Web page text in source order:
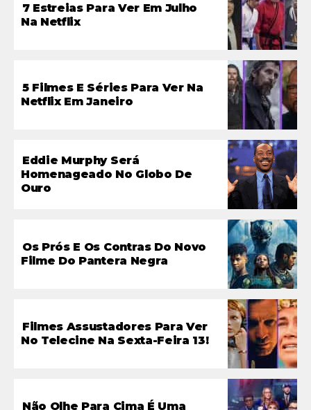
7 Estreias Para Ver Em Julho
Na Netflix
5 Filmes E Séries Para Ver Na
Netflix Em Janeiro
Eddie Murphy Será
Homenageado No Globo De
Ouro
Os Prós E Os Contras Do Novo
Filme Do Pantera Negra
Filmes Assustadores Para Ver
No Telecine Na Sexta-Feira 13!
Não Olhe Para Cima É Uma